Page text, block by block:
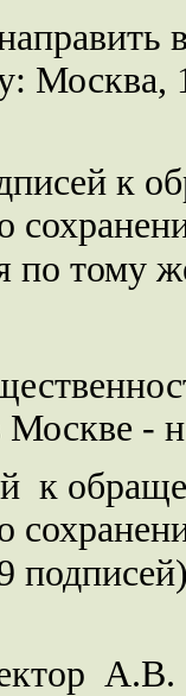
Москва,
к
по тому
-
к
А.В.